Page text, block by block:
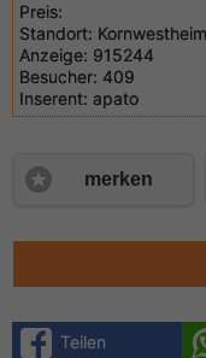
Preis:
Standort: Kornwestheim
Anzeige: 915244
Besucher: 409
Inserent: apato
merken
Teilen